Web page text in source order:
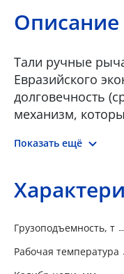
Описание
Тали ручные
Евразийского
долговечность
механизм,
за городом. В
Показать ещё
Грузоподъемность, т
Рабочая температура